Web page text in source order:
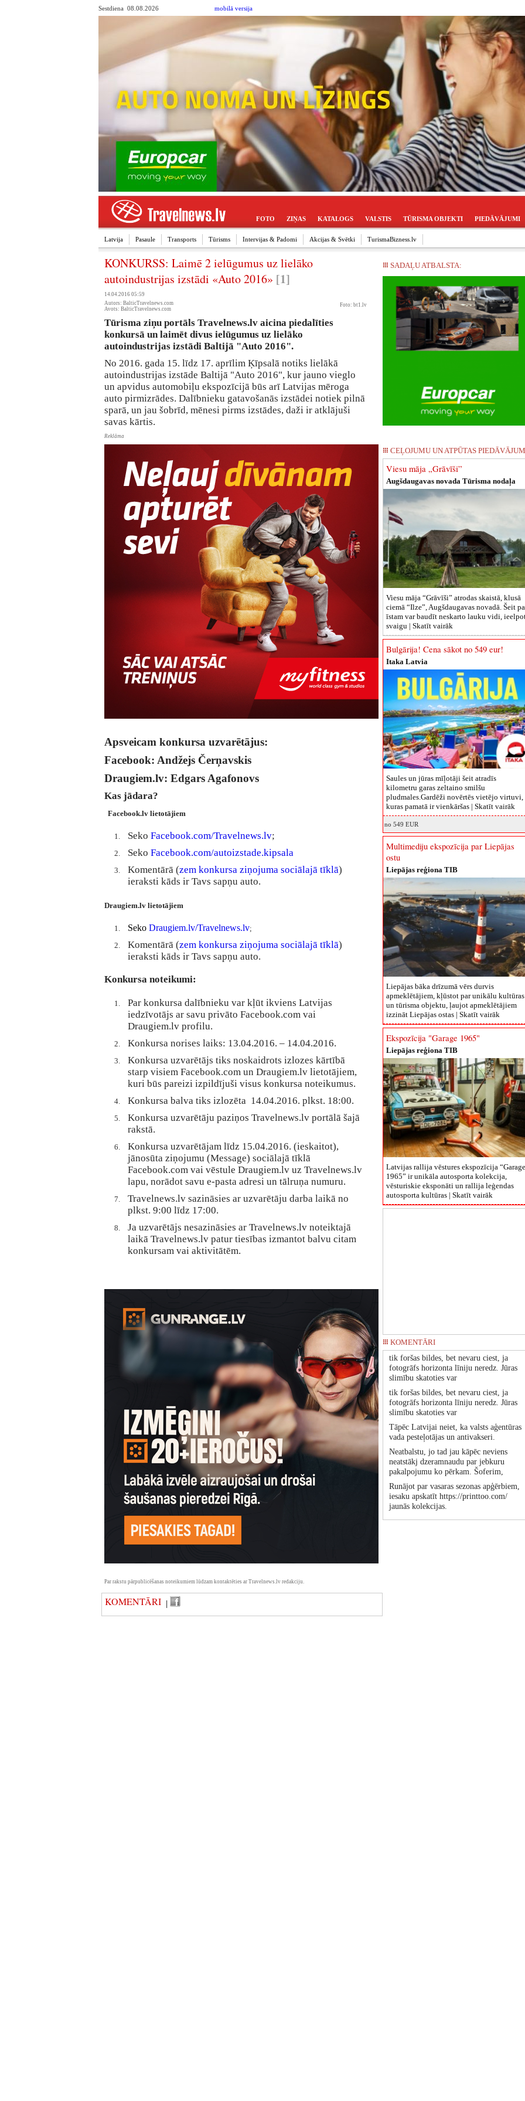
Sestdiena 08.08.2026 mobilā versija
FOTO ZIŅAS KATALOGS VALSTIS TŪRISMA OBJEKTI PIEDĀVĀJUMI
Latvija Pasaule Transports Tūrisms Intervijas & Padomi Akcijas & Svētki TurismaBizness.lv
KONKURSS: Laimē 2 ielūgumus uz lielāko
autoindustrijas izstādi «Auto 2016» [1]
14.04.2016 05:59
Foto: bt1.lv
Autors: BalticTravelnews.com
Avots: BalticTravelnews.com
Tūrisma ziņu portāls Travelnews.lv aicina piedalīties
konkursā un laimēt divus ielūgumus uz lielāko
autoindustrijas izstādi Baltijā "Auto 2016".
No 2016. gada 15. līdz 17. aprīlim Ķīpsalā notiks lielākā
autoindustrijas izstāde Baltijā "Auto 2016", kur jauno vieglo
un apvidus automobiļu ekspozīcijā būs arī Latvijas mēroga
auto pirmizrādes. Dalībnieku gatavošanās izstādei notiek pilnā
sparā, un jau šobrīd, mēnesi pirms izstādes, daži ir atklājuši
savas kārtis.
Reklāma
Apsveicam konkursa uzvarētājus:
Facebook: Andžejs Čerņavskis
Draugiem.lv: Edgars Agafonovs
Kas jādara?
Facebook.lv lietotājiem
Seko Facebook.com/Travelnews.lv;
Seko Facebook.com/autoizstade.kipsala
Komentārā (zem konkursa ziņojuma sociālajā tīklā)
ieraksti kāds ir Tavs sapņu auto.
Draugiem.lv lietotājiem
Seko Draugiem.lv/Travelnews.lv;
Komentārā (zem konkursa ziņojuma sociālajā tīklā)
ieraksti kāds ir Tavs sapņu auto.
Konkursa noteikumi:
Par konkursa dalībnieku var kļūt ikviens Latvijas
iedzīvotājs ar savu privāto Facebook.com vai
Draugiem.lv profilu.
Konkursa norises laiks: 13.04.2016. – 14.04.2016.
Konkursa uzvarētājs tiks noskaidrots izlozes kārtībā
starp visiem Facebook.com un Draugiem.lv lietotājiem,
kuri būs pareizi izpildījuši visus konkursa noteikumus.
Konkursa balva tiks izlozēta 14.04.2016. plkst. 18:00.
Konkursa uzvarētāju paziņos Travelnews.lv portālā šajā
rakstā.
Konkursa uzvarētājam līdz 15.04.2016. (ieskaitot),
jānosūta ziņojumu (Message) sociālajā tīklā
Facebook.com vai vēstule Draugiem.lv uz Travelnews.lv
lapu, norādot savu e-pasta adresi un tālruņa numuru.
Travelnews.lv sazināsies ar uzvarētāju darba laikā no
plkst. 9:00 līdz 17:00.
Ja uzvarētājs nesazināsies ar Travelnews.lv noteiktajā
laikā Travelnews.lv patur tiesības izmantot balvu citam
konkursam vai aktivitātēm.
Par rakstu pārpublicēšanas noteikumiem lūdzam kontaktēties ar Travelnews.lv redakciju.
KOMENTĀRI |
SADAĻU ATBALSTA:
CEĻOJUMU UN ATPŪTAS
Viesu māja „Grāvīši”
Augšdaugavas novada Tūrisma nodaļa
Viesu māja “Grāvīši” atrodas skaistā, klusā
ciemā “Ilze”, Augšdaugavas novadā. Šeit pa
īstam var baudīt neskarto lauku vidi,
svaigu | Skatīt vairāk
Bulgārija! Cena sākot no 549 eur!
Itaka Latvia
Saules un jūras mīļotāji šeit atradīs
kilometru garas zeltaino smilšu
pludmales.Gardēži novērtēs vietējo virtuvi,
kuras pamatā ir vienkāršas | Skatīt vairāk
no 549 EUR
Multimediju ekspozīcija par Liepājas
ostu
Liepājas reģiona TIB
Liepājas bāka drīzumā vērs durvis
apmeklētājiem, kļūstot par unikālu kultūras
un tūrisma objektu, ļaujot apmeklētājiem
izzināt Liepājas ostas | Skatīt vairāk
Ekspozīcija "Garage 1965"
Liepājas reģiona TIB
Latvijas rallija vēstures ekspozīcija “Garage
1965” ir unikāla autosporta kolekcija,
vēsturiskie eksponāti un rallija leģendas
autosporta kultūras | Skatīt vairāk
KOMENTĀRI
tik foršas bildes, bet nevaru ciest, ja
fotogrāfs horizonta līniju neredz. Jūras
slimību skatoties var
tik foršas bildes, bet nevaru ciest, ja
fotogrāfs horizonta līniju neredz. Jūras
slimību skatoties var
Tāpēc Latvijai neiet, ka valsts aģentūras
vada pesteļotājas un antivakseri.
Neatbalstu, jo tad jau kāpēc neviens
neatstākj dzeramnaudu par jebkuru
pakalpojumu ko pērkam. Šoferim,
Runājot par vasaras sezonas apģērbiem,
iesaku apskatīt https://printtoo.com/
jaunās kolekcijas.